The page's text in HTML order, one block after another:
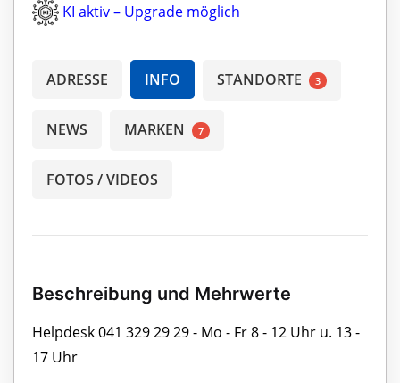
KI aktiv – Upgrade möglich
ADRESSE INFO STANDORTE 3
NEWS MARKEN 7
FOTOS / VIDEOS
Beschreibung und Mehrwerte
Helpdesk 041 329 29 29 - Mo - Fr 8 - 12 Uhr u. 13 -
17 Uhr